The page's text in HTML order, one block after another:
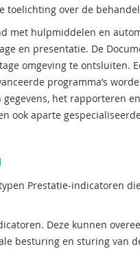
toelichting over de
met hulpmiddelen en
en presentatie. De
omgeving te ontsluiten.
programma’s
het rapporteren
ook aparte
Prestatie-indicatoren
Deze kunnen
besturing en sturing van